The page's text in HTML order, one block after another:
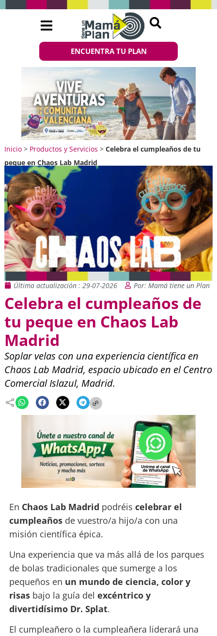
ENCUENTRA TU PLAN
Inicio> Productos y Servicios > Celebra el cumpleaños de tu
peque en Chaos Lab Madrid
Última actualización : 29-07-2026 Por: Mamá tiene un Plan
Celebra el cumpleaños de
tu peque en Chaos Lab
Madrid
Soplar velas con una experiencia científica en
Chaos Lab Madrid, espacio ubicado en el Centro
Comercial Islazul, Madrid.
En Chaos Lab Madrid podréis celebrar el
cumpleañosde vuestro/a hijo/a con una
misión científica épica.
Una experiencia que va más allá de los parques
de bolas tradicionales que sumerge a los
pequeños en un mundo de ciencia, color y
risasbajo la guía del excéntrico y
divertidísimo Dr. Splat.
El cumpleañero o la cumpleañera liderará una